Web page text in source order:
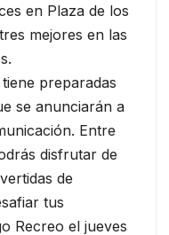
en Plaza de los
mejores en las
preparadas
se anunciarán a
Entre
disfrutar de
de
tus
Recreo el jueves